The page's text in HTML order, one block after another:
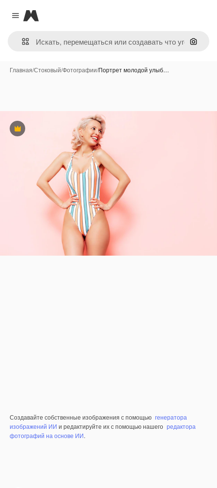
Close menu
Magnific
Поиск
Главная/Стоковый/Фотографии/Портрет молодой улыб…
Премиум
Создавайте собственные изображения с помощью генератора
изображений ИИ и редактируйте их с помощью нашего редактора
фотографий на основе ИИ.